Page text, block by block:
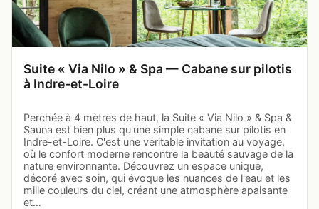
Suite « Via Nilo » & Spa — Cabane sur pilotis
à Indre-et-Loire
Perchée à 4 mètres de haut, la Suite « Via Nilo » & Spa &
Sauna est bien plus qu'une simple cabane sur pilotis en
Indre-et-Loire. C'est une véritable invitation au voyage,
où le confort moderne rencontre la beauté sauvage de la
nature environnante. Découvrez un espace unique,
décoré avec soin, qui évoque les nuances de l'eau et les
mille couleurs du ciel, créant une atmosphère apaisante
et…